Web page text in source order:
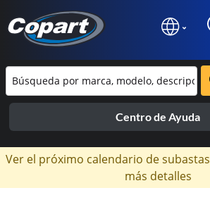
Centro de Ayuda
Ver el próximo calendario de subastas
más detalles